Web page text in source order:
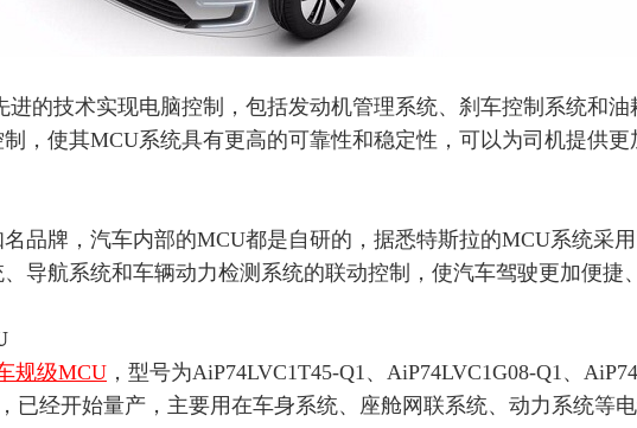
进的技术实现电脑控制，包括发动机管理系统、刹车控制系统和油
，使其MCU系统具有更高的可靠性和稳定性，可以为司机提供更
品牌，汽车内部的MCU都是自研的，据悉特斯拉的MCU系统采
导航系统和车辆动力检测系统的联动控制，使汽车驾驶更加便捷
规级MCU ，型号为AiP74LVC1T45-Q1、AiP74LVC1G08-Q1、
已经开始量产，主要用在车身系统、座舱网联系统、动力系统等